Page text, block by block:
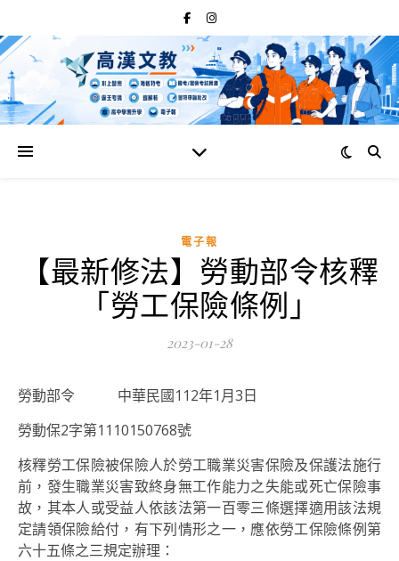
電子報
【最新修法】勞動部令核釋
「勞工保險條例」
2023-01-28
勞動部令 中華民國112年1月3日
勞動保2字第1110150768號
核釋勞工保險被保險人於勞工職業災害保險及保護法施行
前，發生職業災害致終身無工作能力之失能或死亡保險事
故，其本人或受益人依該法第一百零三條選擇適用該法規
定請領保險給付，有下列情形之一，應依勞工保險條例第
六十五條之三規定辦理：